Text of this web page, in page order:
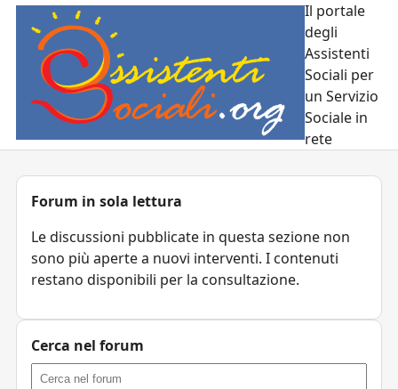
Il portale
degli
Assistenti
Sociali per
un Servizio
Sociale in
rete
Forum in sola lettura
Le discussioni pubblicate in questa sezione non
sono più aperte a nuovi interventi. I contenuti
restano disponibili per la consultazione.
Cerca nel forum